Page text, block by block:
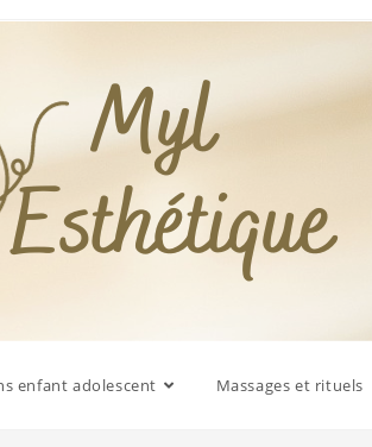
enfant adolescent Massages et rituels